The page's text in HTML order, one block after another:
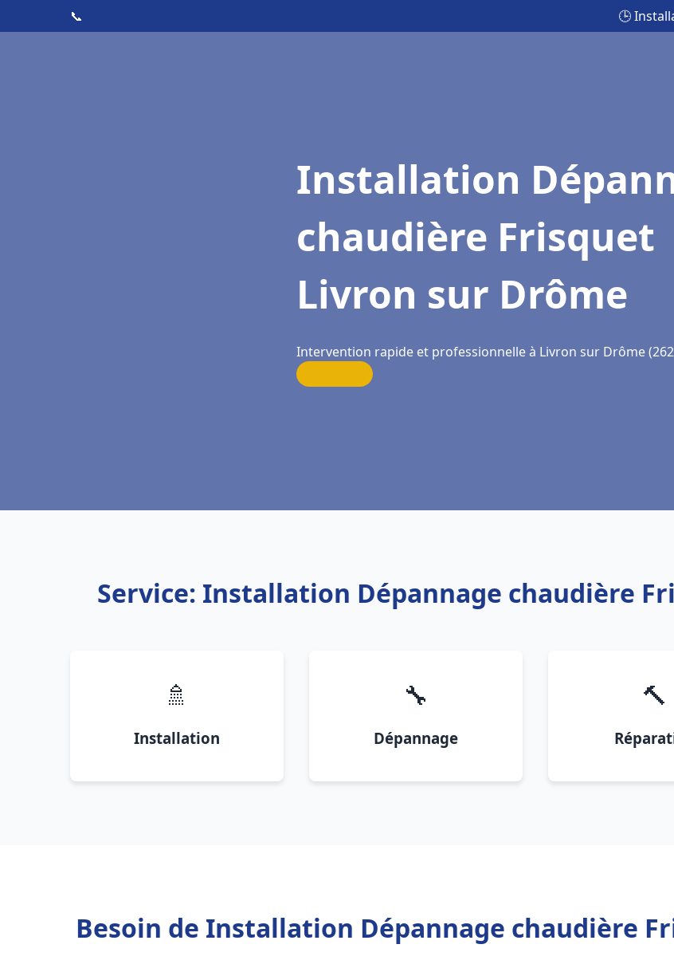
📞 🕒
Installation
chaudière Frisquet
Livron sur Drôme
Intervention rapide et professionnelle à Livron sur Drôme
Service: Installation Dépannage chaudière
🚿
Installation
🔧
Dépannage
🔨
Besoin de Installation Dépannage chaudière